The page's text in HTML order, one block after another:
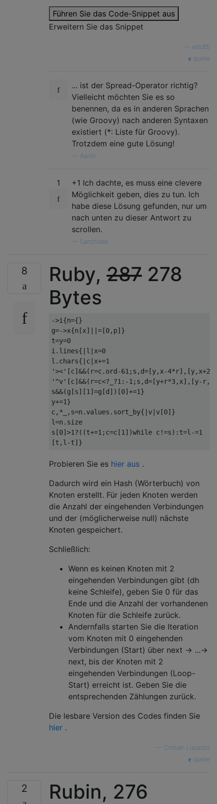
// Redefine console.log
alert=(...x)=>O. innerHTML
|
     v
# <--
#`
# --> # -->
#
^
|
|
           v
-->
|
|
|
--> <--
# --> # --> #
^
]
test .forEach(
Führen Sie das Code-Snippet aus
Erweitern Sie das Snippet
edc65
quelle
... ist der Spread-Operator richtig?
Vielleicht möchten Sie es so
benennen, da es in anderen Sprachen
(wie Groovy) nach anderen Syntaxen
existiert (*: Liste für Groovy).
Trotzdem eine gute Lösung!
Aaron
1
+1 Ich dachte, es muss eine clevere
Möglichkeit geben, dies zu tun. Ich
habe diese Lösung gefunden, nur um
nach unten zu dieser Antwort zu
scrollen.
Sanchises
8 Ruby, 287 278
Bytes
->i {n={}
g=->x{n [x]||=[0, p]}
t=y=0
i . lines{| l x=0
l . chars{| c x+=1
'><' [c]&&( r=c . ord -61 ; s , d=[y, x-4*r],[y, x+2
'^v' [c]&&( r=c<? ?1 :-1 ; s , d=[y+r*3, x],[y- r,
s&&(g [s][1 ]=g [d ])[0]+=1}
y+=1}
c ,* , s=n . values . sort_by{| v v [0]}
l=n . size
s [0]>1?((t+=1 ; c=c [1 ])while c !=s): t=l -=1
[t , l -t]}
Probieren Sie es hier aus .
Dadurch wird ein Hash (Wörterbuch) von
Knoten erstellt. Für jeden Knoten werden
die Anzahl der eingehenden Verbindungen
und der (möglicherweise null) nächste
Knoten gespeichert.
Schließlich:
Wenn es keinen Knoten mit 2
eingehenden Verbindungen gibt (dh
keine Schleife), geben Sie 0 für das
Ende und die Anzahl der vorhandenen
Knoten für die Schleife zurück.
Andernfalls starten Sie die Iteration
vom Knoten mit 0 eingehenden
Verbindungen (Start) über next -> ...->
next, bis der Knoten mit 2
eingehenden Verbindungen (Loop-
Start) erreicht ist. Geben Sie die
entsprechenden Zählungen zurück.
Die lesbare Version des Codes finden Sie
hier .
Cristian Lupascu
quelle
2 Rubin, 276